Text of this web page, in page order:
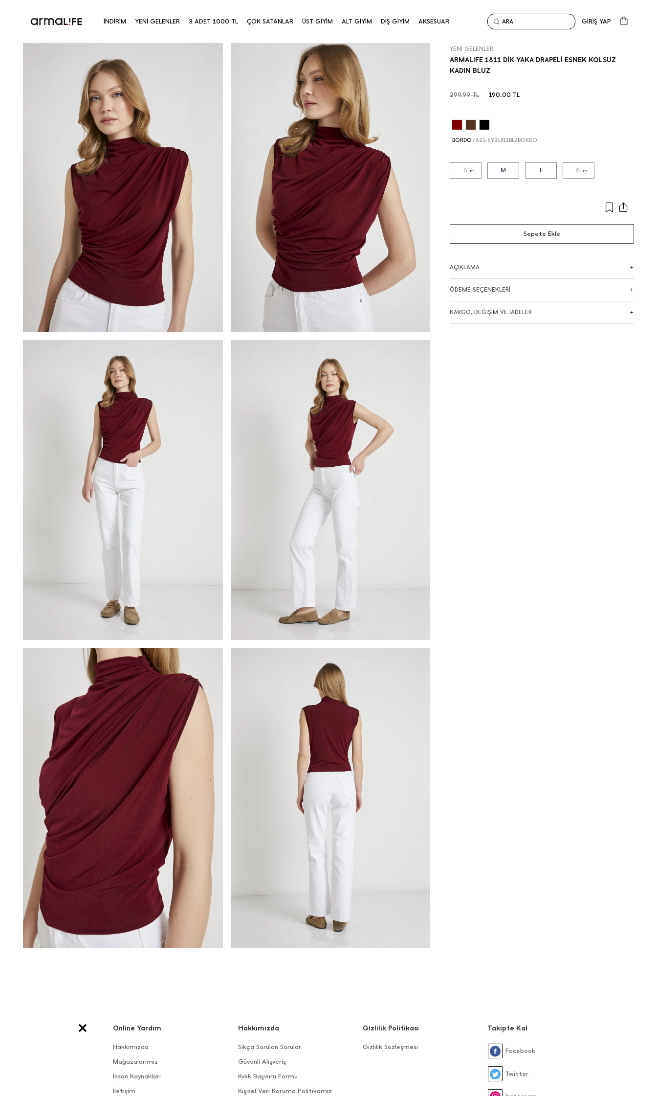
İNDİRİM YENİ GELENLER 3 ADET 1000 TL ÇOK SATANLAR ÜST GİYİM ALT GİYİM DIŞ GİYİM AKSESUAR ARA GİRİŞ YAP
YENİ GELENLER
ARMALIFE 1811 DİK YAKA DRAPELİ ESNEK KOLSUZ
KADIN BLUZ
299,99TL 190,00 TL
S M L XL
BORDO / 621-6YB1811BLZBORDO
Sepete Ekle
AÇIKLAMA
ÖDEME SEÇENEKLERİ
KARGO, DEĞİŞİM VE İADELER
Online Yardım
Hakkımızda
Mağazalarımız
İnsan Kaynakları
İletişim
Hakkımızda
Sıkça Sorulan Sorular
Güvenli Alışveriş
Kvkk Başvuru Formu
Kişisel Veri Koruma Politikamız
Gizlilik Politikası
Gizlilik Sözleşmesi
Takipte Kal
Facebook
Twitter